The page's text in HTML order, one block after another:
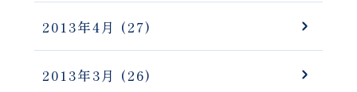
2013年4月 (27)
2013年3月 (26)